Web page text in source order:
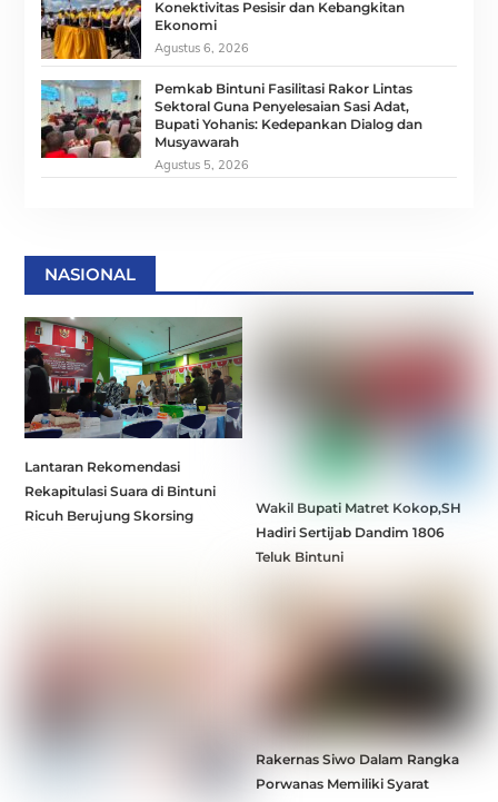
Konektivitas Pesisir dan Kebangkitan
Ekonomi
Agustus 6, 2026
Pemkab Bintuni Fasilitasi Rakor Lintas
Sektoral Guna Penyelesaian Sasi Adat,
Bupati Yohanis: Kedepankan Dialog dan
Musyawarah
Agustus 5, 2026
NASIONAL
Lantaran Rekomendasi
Rekapitulasi Suara di Bintuni
Ricuh Berujung Skorsing
Wakil Bupati Matret Kokop,SH
Hadiri Sertijab Dandim 1806
Teluk Bintuni
Rakernas Siwo Dalam Rangka
Porwanas Memiliki Syarat